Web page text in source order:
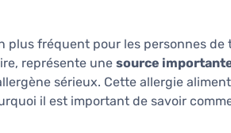
plus fréquent pour les personnes de
représente une source
sérieux. Cette allergie
il est important de savoir